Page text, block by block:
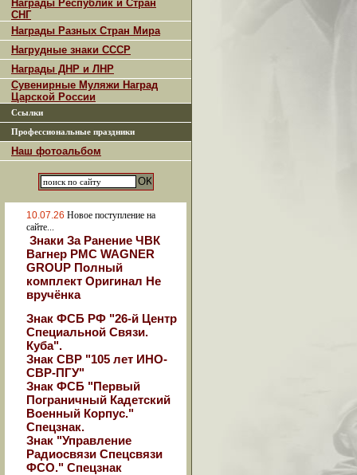
Награды Республик и Стран
СНГ
Награды Разных Стран Мира
Нагрудные знаки СССР
Награды ДНР и ЛНР
Сувенирные Муляжи Наград
Царской России
Ссылки
Профессиональные праздники
Наш фотоальбом
10.07.26 Новое поступление на
сайте...
Знаки За Ранение ЧВК
Вагнер РМС WAGNER
GROUP Полный
комплект Оригинал Не
вручёнка
Знак ФСБ РФ "26-й Центр
Специальной Связи.
Куба".
Знак СВР "105 лет ИНО-
СВР-ПГУ"
Знак ФСБ "Первый
Пограничный Кадетский
Военный Корпус."
Спецзнак.
Знак "Управление
Радиосвязи Спецсвязи
ФСО." Спецзнак